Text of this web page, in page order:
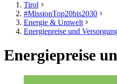
Tirol
#MissionTop20bis2030
Energie & Umwelt
Energiepreise und
Energiepreise